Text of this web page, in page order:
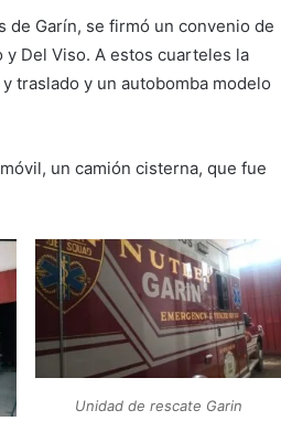
de Garín, se firmó un convenio de
Del Viso. A estos cuarteles la
traslado y un autobomba modelo
un camión cisterna, que fue
Unidad de rescate Garin